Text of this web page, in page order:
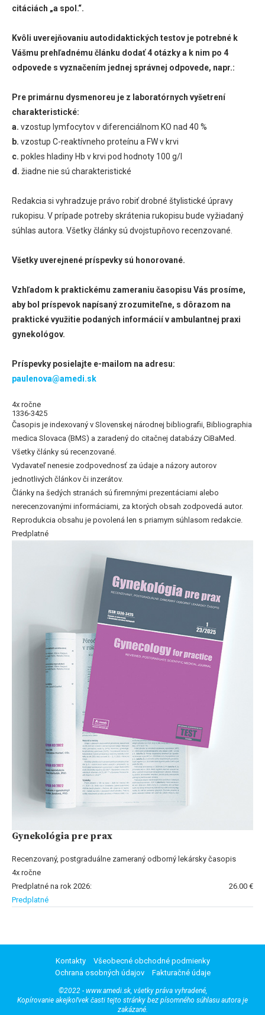
citáciách „a spol.“.
Kvôli uverejňovaniu autodidaktických testov je potrebné k
Vášmu prehľadnému článku dodať 4 otázky a k nim po 4
odpovede s vyznačením jednej správnej odpovede, napr.:
Pre primárnu dysmenoreu je z laboratórnych vyšetrení
charakteristické:
a. vzostup lymfocytov v diferenciálnom KO nad 40 %
b. vzostup C-reaktívneho proteínu a FW v krvi
c. pokles hladiny Hb v krvi pod hodnoty 100 g/l
d. žiadne nie sú charakteristické
Redakcia si vyhradzuje právo robiť drobné štylistické úpravy
rukopisu. V prípade potreby skrátenia rukopisu bude vyžiadaný
súhlas autora. Všetky články sú dvojstupňovo recenzované.
Všetky uverejnené príspevky sú honorované.
Vzhľadom k praktickému zameraniu časopisu Vás prosíme,
aby bol príspevok napísaný zrozumiteľne, s dôrazom na
praktické využitie podaných informácií v ambulantnej praxi
gynekológov.
Príspevky posielajte e-mailom na adresu:
paulenova@amedi.sk
4x ročne
1336-3425
Časopis je indexovaný v Slovenskej národnej bibliografii, Bibliographia
medica Slovaca (BMS) a zaradený do citačnej databázy CiBaMed.
Všetky články sú recenzované.
Vydavateľ nenesie zodpovednosť za údaje a názory autorov
jednotlivých článkov či inzerátov.
Články na šedých stranách sú firemnými prezentáciami alebo
nerecenzovanými informáciami, za ktorých obsah zodpovedá autor.
Reprodukcia obsahu je povolená len s priamym súhlasom redakcie.
Predplatné
Gynekológia pre prax
Recenzovaný, postgraduálne zameraný odborný lekársky časopis
4x ročne
Predplatné na rok 2026:
26.00 €
Predplatné
Kontakty
Všeobecné obchodné podmienky
Ochrana osobných údajov
Fakturačné údaje
©2022 - www.amedi.sk, všetky práva vyhradené,
Kopírovanie akejkoľvek časti tejto stránky bez písomného súhlasu autora je
zakázané.